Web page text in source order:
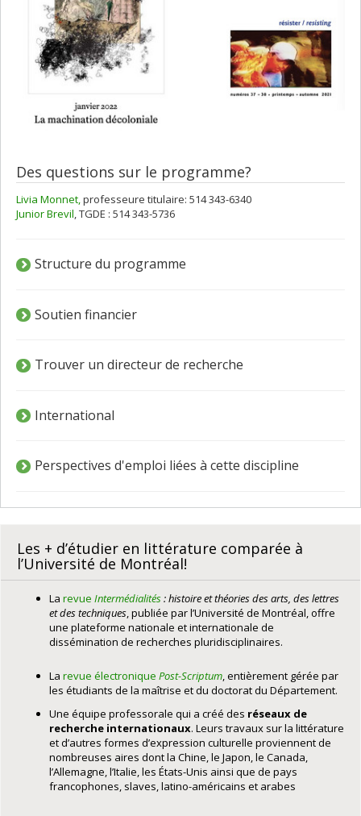
Des questions sur le programme?
Livia Monnet,professeure titulaire: 514 343-6340
Junior Brevil, TGDE : 514 343-5736
Structure du programme
Soutien financier
Trouver un directeur de recherche
International
Perspectives d'emploi liées à cette discipline
Les + d’étudier en littérature comparée à
l’Université de Montréal!
La revue Intermédialités: histoire et théories des arts, des lettres
et des techniques, publiée par l’Université de Montréal, offre
une plateforme nationale et internationale de
dissémination de recherches pluridisciplinaires.
La revue électronique Post-Scriptum, entièrement gérée par
les étudiants de la maîtrise et du doctorat du Département.
Une équipe professorale qui a créé des réseaux de
recherche internationaux. Leurs travaux sur la littérature
et d’autres formes d’expression culturelle proviennent de
nombreuses aires dont la Chine, le Japon, le Canada,
l’Allemagne, l’Italie, les États-Unis ainsi que de pays
francophones, slaves, latino-américains et arabes